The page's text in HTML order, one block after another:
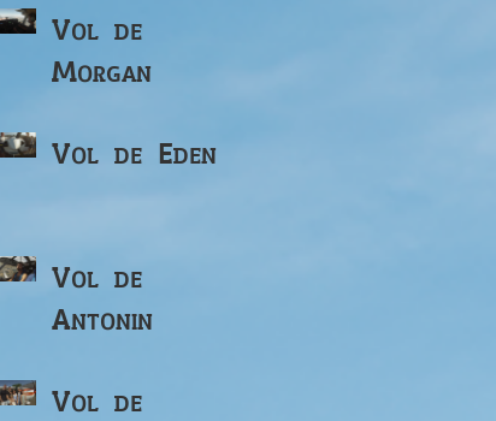
Vol de
Morgan
Vol de Eden
Vol de
Antonin
Vol de